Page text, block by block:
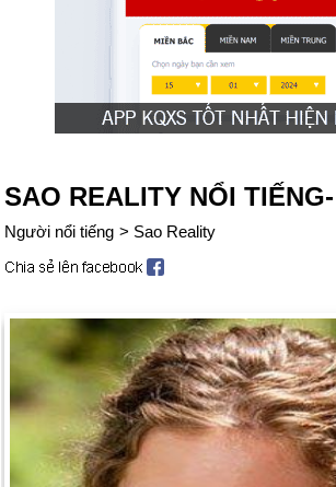
SAO REALITY NỔI
Người nổi tiếng > Sao Reality